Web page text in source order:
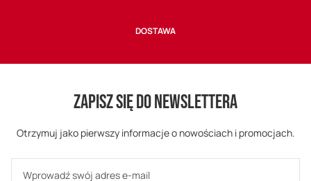
DOSTAWA
ZAPISZ SIĘ DO NEWSLETTERA
Otrzymuj jako pierwszy informacje o nowościach i promocjach.